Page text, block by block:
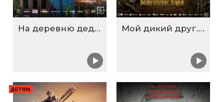
На деревню дедушке 2 Мой дикий друг. Возвращение домой
ДЕТЯМ